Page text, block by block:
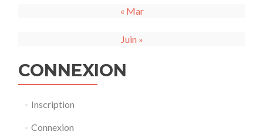
« Mar
Juin »
CONNEXION
Inscription
Connexion